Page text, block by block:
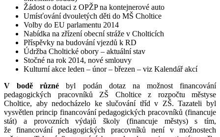
Žádost o dotaci z OPŽP na kontejnerové auto
Umísťování dvouletých děti do MŠ Choltice
Volby do EU parlamentu 2014
Nabídka na zřízení obecní stráže v Cholticích
Příspěvky na budování vjezdů k RD
Údržba Choltické obory – aktuální stav
Stočné na rok 2014, nové smlouvy
Kulturní akce leden – únor – březen – viz Kalendář akcí
V bodě různébyl podán dotaz na možnost financování
pedagogických pracovníků ZŠ Choltice z rozpočtu městyse
Choltice, aby nedocházelo ke slučování tříd v ZŠ. Tazateli byl
vysvětlen princip financování pedagogických pracovníků (financuje
stát) a provozních výdajů školy (financuje městys) s tím,
že financování pedagogických pracovníků není v možnostech